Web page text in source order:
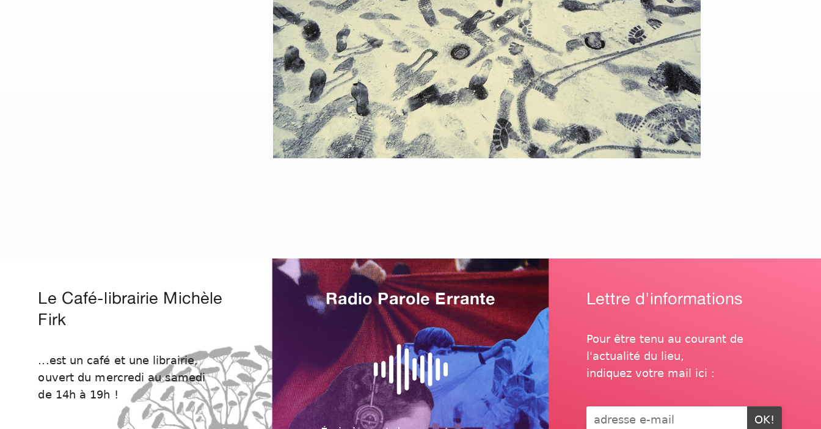
Le Café-librairie Michèle
Firk
...est un café et une librairie,
ouvert du mercredi au samedi
de 14h à 19h !
Radio Parole Errante Lettre d'informations
Pour être tenu au courant de
l'actualité du lieu,
indiquez votre mail ici :
OK!